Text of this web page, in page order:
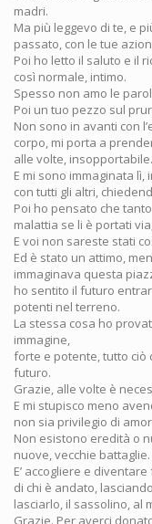
madri.
Ma più leggevo di te, e
passato, con le tue
Poi ho letto il saluto e il
così normale, intimo.
Spesso non amo le
Poi un tuo pezzo sul
Non sono in avanti con
corpo, mi porta a
alle volte, insopportabile.
E mi sono immaginata
con tutti gli altri,
Poi ho pensato che
malattia se li è portati
E voi non sareste stati
Ed è stato un attimo,
immaginava questa
ho sentito il futuro
potenti nel terreno.
La stessa cosa ho
immagine,
forte e potente, tutto ciò
futuro.
Grazie, alle volte è
E mi stupisco meno
non sia privilegio di
Non esistono eredità o
nuove, vecchie battaglie.
E’ accogliere e
di chi è andato,
lasciarlo, il sassolino, al
Grazie. Per averci